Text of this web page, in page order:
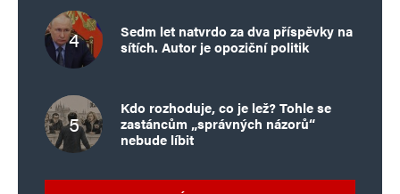
Sedm let natvrdo za dva příspěvky na
sítích. Autor je opoziční politik
Kdo rozhoduje, co je lež? Tohle se
zastáncům „správných názorů“
nebude líbit